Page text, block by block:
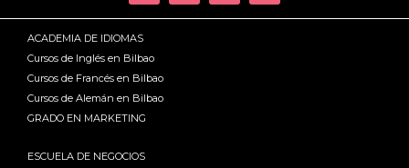
ACADEMIA DE IDIOMAS
Cursos de Inglés en Bilbao
Cursos de Francés en Bilbao
Cursos de Alemán en Bilbao
GRADO EN MARKETING
ESCUELA DE NEGOCIOS